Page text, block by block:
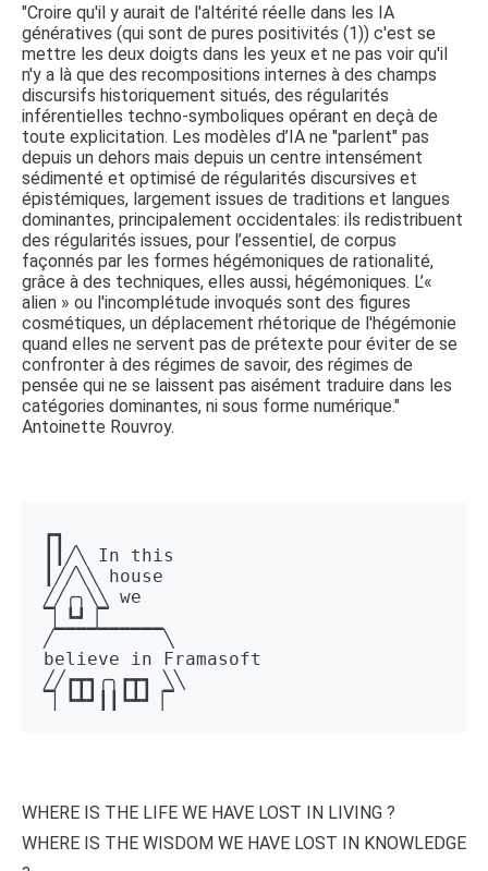
"Croire qu'il y aurait de l'altérité réelle dans les IA
génératives (qui sont de pures positivités (1)) c'est se
mettre les deux doigts dans les yeux et ne pas voir qu'il
n'y a là que des recompositions internes à des champs
discursifs historiquement situés, des régularités
inférentielles techno-symboliques opérant en deçà de
toute explicitation. Les modèles d’IA ne "parlent" pas
depuis un dehors mais depuis un centre intensément
sédimenté et optimisé de régularités discursives et
épistémiques, largement issues de traditions et langues
dominantes, principalement occidentales: ils redistribuent
des régularités issues, pour l’essentiel, de corpus
façonnés par les formes hégémoniques de rationalité,
grâce à des techniques, elles aussi, hégémoniques. L’«
alien » ou l'incomplétude invoqués sont des figures
cosmétiques, un déplacement rhétorique de l'hégémonie
quand elles ne servent pas de prétexte pour éviter de se
confronter à des régimes de savoir, des régimes de
pensée qui ne se laissent pas aisément traduire dans les
catégories dominantes, ni sous forme numérique."
Antoinette Rouvroy.
┏┓
┃┃╱╲ In this
┃╱╱╲╲ house
╱╱╭╮╲╲ we
▔▏┗┛▕▔
╱▔▔▔▔▔▔▔▔▔▔╲
believe in Framasoft
╱╱┏┳┓╭╮┏┳┓ ╲╲
▔▏┗┻┛┃┃┗┻┛▕▔
WHERE IS THE LIFE WE HAVE LOST IN LIVING ?
WHERE IS THE WISDOM WE HAVE LOST IN KNOWLEDGE